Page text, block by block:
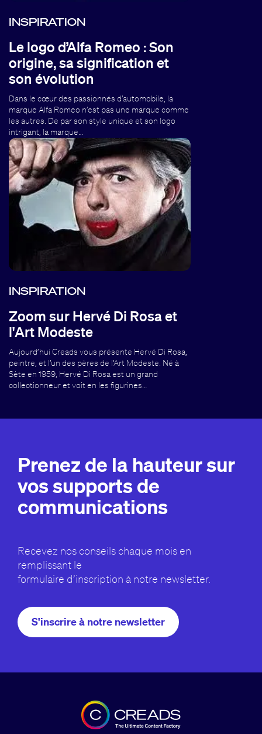
INSPIRATION
Le logo d’Alfa Romeo : Son
origine, sa signification et
son évolution
Dans le cœur des passionnés d’automobile, la
marque Alfa Romeo n’est pas une marque comme
les autres. De par son style unique et son logo
intrigant, la marque…
INSPIRATION
Zoom sur Hervé Di Rosa et
l'Art Modeste
Aujourd’hui Creads vous présente Hervé Di Rosa,
peintre, et l’un des pères de l’Art Modeste. Né à
Sète en 1959, Hervé Di Rosa est un grand
collectionneur et voit en les figurines…
Prenez de la hauteur sur
vos supports de
communications
Recevez nos conseils chaque mois en
remplissant le
formulaire d’inscription à notre newsletter.
S'inscrire à notre newsletter